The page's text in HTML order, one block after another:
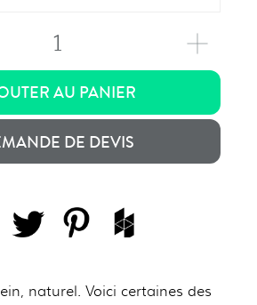
1
AU PANIER
DE DEVIS
naturel. Voici certaines des